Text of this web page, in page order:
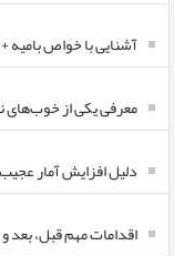
آشنایی با خواص بامیه
معرفی یکی از خوب‌های
دلیل افزایش آمار عجیب
اقدامات مهم قبل، بعد